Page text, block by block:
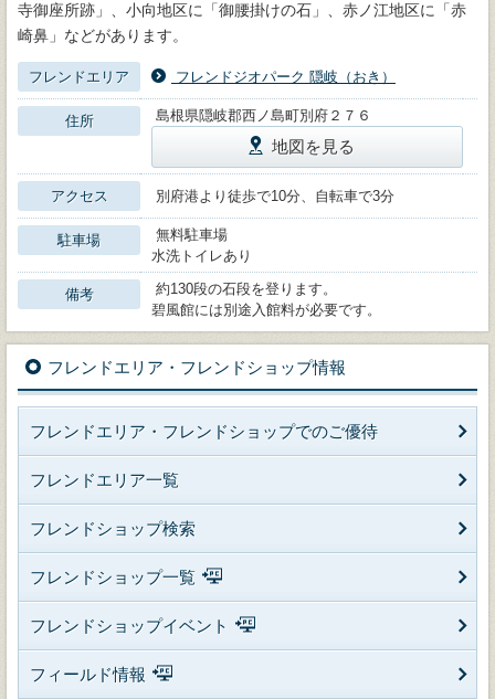
寺御座所跡」、小向地区に「御腰掛けの石」、赤ノ江地区に「赤
崎鼻」などがあります。
フレンドエリア フレンドジオパーク 隠岐（おき）
住所 島根県隠岐郡西ノ島町別府２７６
地図を見る
アクセス 別府港より徒歩で10分、自転車で3分
駐車場
無料駐車場
水洗トイレあり
備考
約130段の石段を登ります。
碧風館には別途入館料が必要です。
フレンドエリア・フレンドショップ情報
フレンドエリア・フレンドショップでのご優待
フレンドエリア一覧
フレンドショップ検索
フレンドショップ一覧
フレンドショップイベント
フィールド情報